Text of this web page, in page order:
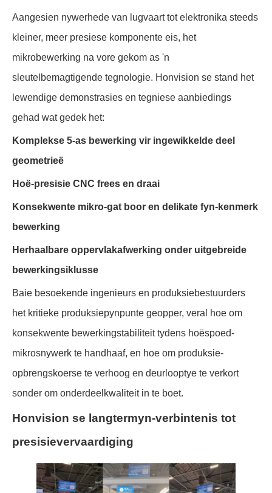
Aangesien nywerhede van lugvaart tot elektronika steeds
kleiner, meer presiese komponente eis, het
mikrobewerking na vore gekom as 'n
sleutelbemagtigende tegnologie. Honvision se stand het
lewendige demonstrasies en tegniese aanbiedings
gehad wat gedek het:
Komplekse 5-as bewerking vir ingewikkelde deel
geometrieë
Hoë-presisie CNC frees en draai
Konsekwente mikro-gat boor en delikate fyn-kenmerk
bewerking
Herhaalbare oppervlakafwerking onder uitgebreide
bewerkingsiklusse
Baie besoekende ingenieurs en produksiebestuurders
het kritieke produksiepynpunte geopper, veral hoe om
konsekwente bewerkingstabiliteit tydens hoëspoed-
mikrosnywerk te handhaaf, en hoe om produksie-
opbrengskoerse te verhoog en deurlooptye te verkort
sonder om onderdeelkwaliteit in te boet.
Honvision se langtermyn-verbintenis tot
presisievervaardiging